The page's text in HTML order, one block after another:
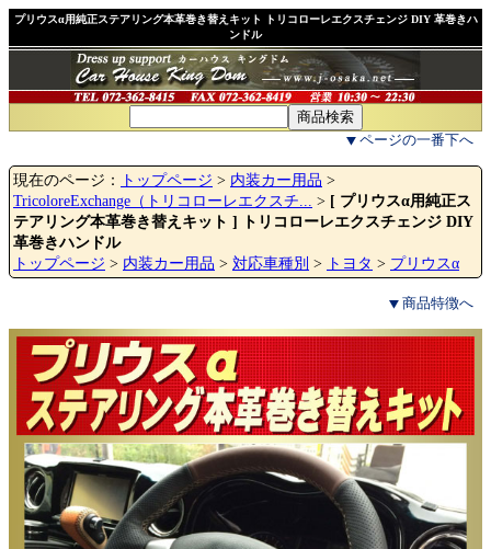
プリウスα用純正ステアリング本革巻き替えキット トリコローレエクスチェンジ DIY 革巻きハ
ンドル
ページの一番下へ
現在のページ： トップページ > 内装カー用品 >
TricoloreExchange（トリコローレエクスチ... > [ プリウスα用純正ス
テアリング本革巻き替えキット ] トリコローレエクスチェンジ DIY
革巻きハンドル
トップページ > 内装カー用品 > 対応車種別 > トヨタ > プリウスα
商品特徴へ